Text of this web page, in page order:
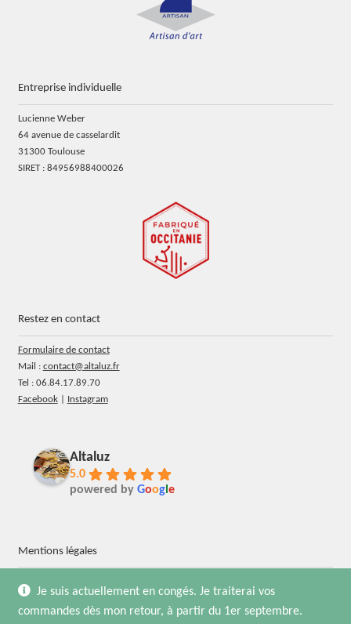
Entreprise individuelle
Lucienne Weber
64 avenue de casselardit
31300 Toulouse
SIRET : 84956988400026
Restez en contact
Formulaire de contact
Mail : contact@altaluz.fr
Tel : 06.84.17.89.70
Facebook| Instagram
Altaluz
5.0
powered by Google
Mentions légales
Identification de l’entreprise
Conditions générales de vente
Protection vie privée
Je suis actuellement en congés. Je traiterai vos
commandes dès mon retour, à partir du 1er septembre.